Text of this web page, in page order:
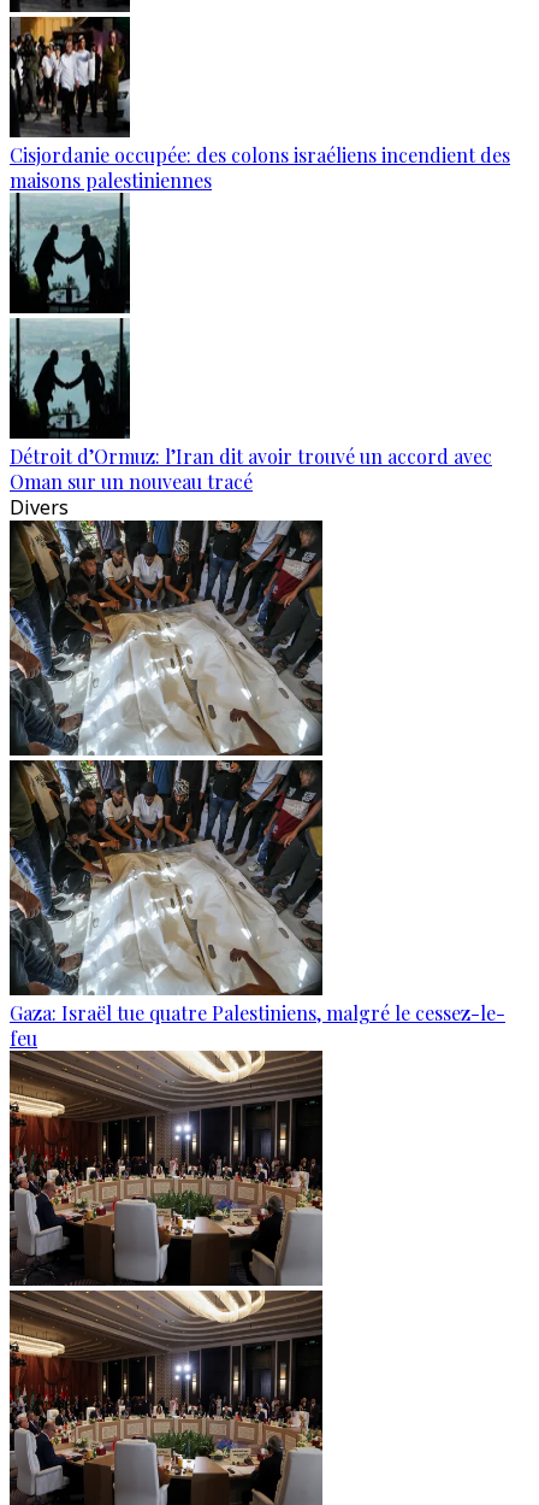
Cisjordanie occupée: des colons israéliens incendient des
maisons palestiniennes
Détroit d’Ormuz: l’Iran dit avoir trouvé un accord avec
Oman sur un nouveau tracé
Divers
Gaza: Israël tue quatre Palestiniens, malgré le cessez-le-
feu